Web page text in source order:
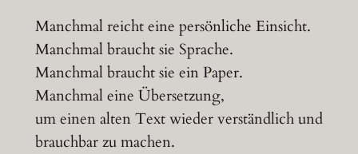
Manchmal reicht eine persönliche Einsicht.
Manchmal braucht sie Sprache.
Manchmal braucht sie ein Paper.
Manchmal eine Übersetzung,
um einen alten Text wieder verständlich und
brauchbar zu machen.